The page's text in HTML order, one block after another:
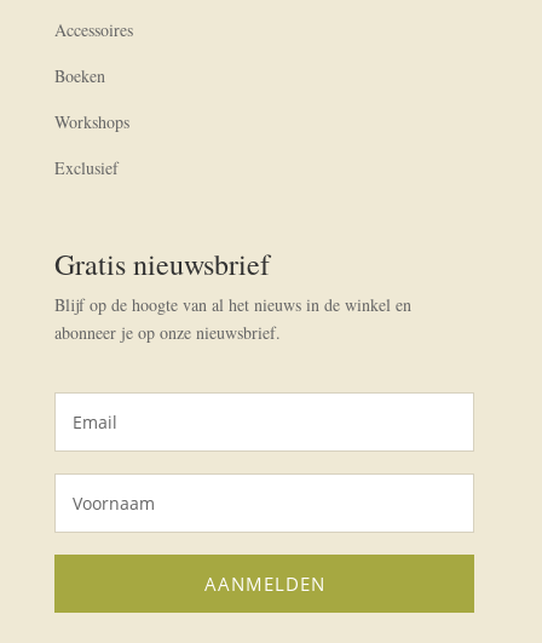
Accessoires
Boeken
Workshops
Exclusief
Gratis nieuwsbrief
Blijf op de hoogte van al het nieuws in de winkel en
abonneer je op onze nieuwsbrief.